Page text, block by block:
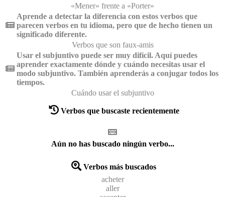
«Mener» frente a «Porter»
Aprende a detectar la diferencia con estos verbos que
parecen verbos en tu idioma, pero que de hecho tienen un
significado diferente.
Verbos que son faux-amis
Usar el subjuntivo puede ser muy difícil. Aquí puedes
aprender exactamente dónde y cuándo necesitas usar el
modo subjuntivo. También aprenderás a conjugar todos los
tiempos.
Cuándo usar el subjuntivo
Verbos que buscaste recientemente
Aún no has buscado ningún verbo...
Verbos más buscados
acheter
aller